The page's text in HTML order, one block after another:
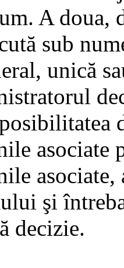
A doua,
sub
unică
asociate
şi
decizie.